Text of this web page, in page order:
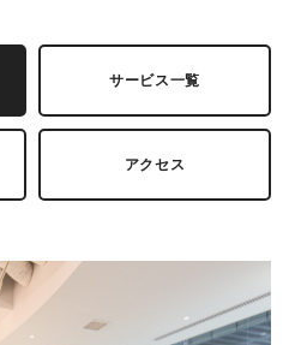
サービス一覧
アクセス